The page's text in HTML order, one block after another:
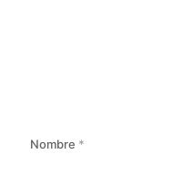
Nombre *